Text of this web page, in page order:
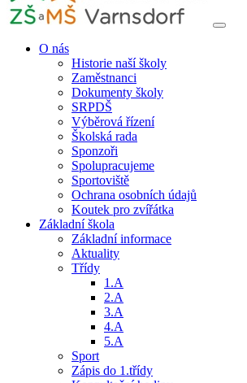
O nás
Historie naší školy
Zaměstnanci
Dokumenty školy
SRPDŠ
Výběrová řízení
Školská rada
Sponzoři
Spolupracujeme
Sportoviště
Ochrana osobních údajů
Koutek pro zvířátka
Základní škola
Základní informace
Aktuality
Třídy
1.A
2.A
3.A
4.A
5.A
Sport
Zápis do 1.třídy